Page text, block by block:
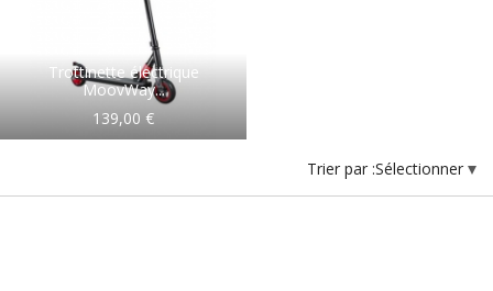
Trottinette électrique
MoovWay...
139,00 €
Trier par :Sélectionner